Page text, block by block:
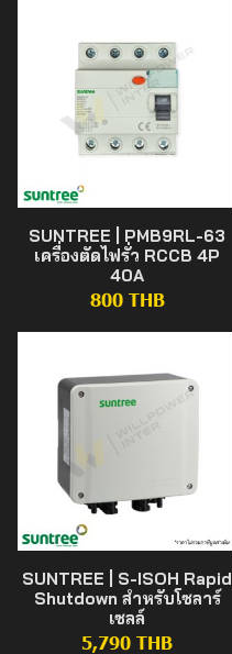
SUNTREE | PMB9RL-63
เครื่องตัดไฟรั่ว RCCB 4P
40A
800 THB
SUNTREE | S-ISOH Rapid
Shutdown สำหรับโซลาร์
เซลล์
5,790 THB